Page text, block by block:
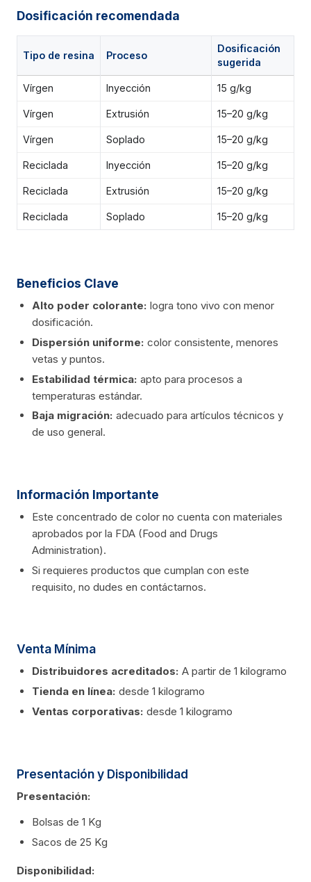
Dosificación recomendada
Tipo de resina Proceso
Dosificación
sugerida
Vírgen Inyección 15 g/kg
Vírgen Extrusión 15–20 g/kg
Vírgen Soplado 15–20 g/kg
Reciclada Inyección 15–20 g/kg
Reciclada Extrusión 15–20 g/kg
Reciclada Soplado 15–20 g/kg
Beneficios Clave
Alto poder colorante: logra tono vivo con menor
dosificación.
Dispersión uniforme: color consistente, menores
vetas y puntos.
Estabilidad térmica: apto para procesos a
temperaturas estándar.
Baja migración: adecuado para artículos técnicos y
de uso general.
Información Importante
Este concentrado de color no cuenta con materiales
aprobados por la FDA (Food and Drugs
Administration).
Si requieres productos que cumplan con este
requisito, no dudes en contáctarnos.
Venta Mínima
Distribuidores acreditados: A partir de 1 kilogramo
Tienda en línea: desde 1 kilogramo
Ventas corporativas: desde 1 kilogramo
Presentación y Disponibilidad
Presentación:
Bolsas de 1 Kg
Sacos de 25 Kg
Disponibilidad: